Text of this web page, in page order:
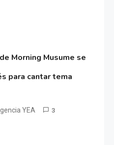
Morning Musume se
para cantar tema
YEA 3